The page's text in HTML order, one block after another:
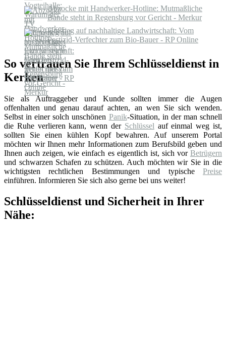
Abzocke mit Handwerker-Hotline: Mutmaßliche
Bande steht in Regensburg vor Gericht - Merkur
Umstieg auf nachhaltige Landwirtschaft: Vom
Pestizid-Verfechter zum Bio-Bauer - RP Online
So vertrauen Sie Ihrem Schlüsseldienst in
Kerken
Sie als Auftraggeber und Kunde sollten immer die Augen
offenhalten und genau darauf achten, an wen Sie sich wenden.
Selbst in einer solch unschönen Panik-Situation, in der man schnell
die Ruhe verlieren kann, wenn der Schlüssel auf einmal weg ist,
sollten Sie einen kühlen Kopf bewahren. Auf unserem Portal
möchten wir Ihnen mehr Informationen zum Berufsbild geben und
Ihnen auch zeigen, wie einfach es eigentlich ist, sich vor Betrügern
und schwarzen Schafen zu schützen. Auch möchten wir Sie in die
wichtigsten rechtlichen Bestimmungen und typische Preise
einführen. Informieren Sie sich also gerne bei uns weiter!
Schlüsseldienst und Sicherheit in Ihrer
Nähe: